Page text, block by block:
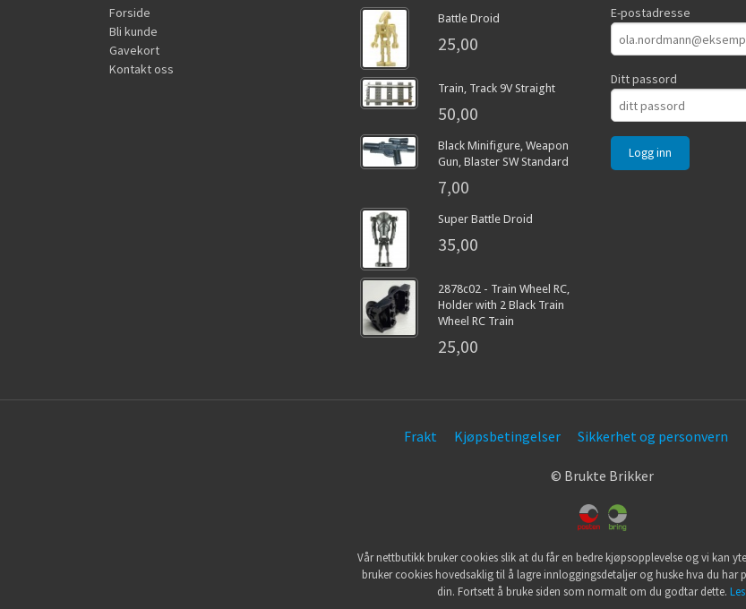
Forside
Bli kunde
Gavekort
Kontakt oss
Battle Droid
25,00
Train, Track 9V Straight
50,00
Black Minifigure, Weapon
Gun, Blaster SW Standard
7,00
Super Battle Droid
35,00
2878c02 - Train Wheel RC,
Holder with 2 Black Train
Wheel RC Train
25,00
E-postadresse
Ditt passord
Frakt Kjøpsbetingelser Sikkerhet og personvern
© Brukte Brikker
Vår nettbutikk bruker cookies slik at du får en bedre kjøpsopplevelse og vi kan
bruker cookies hovedsaklig til å lagre innloggingsdetaljer og huske hva du har
din. Fortsett å bruke siden som normalt om du godtar dette.